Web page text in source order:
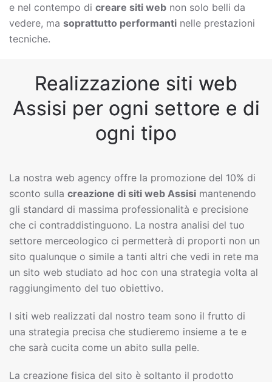
e nel contempo di creare siti web non solo belli da
vedere, ma soprattutto performanti nelle prestazioni
tecniche.
Realizzazione siti web
Assisi per ogni settore e di
ogni tipo
La nostra web agency offre la promozione del 10% di
sconto sulla creazione di siti web Assisi mantenendo
gli standard di massima professionalità e precisione
che ci contraddistinguono. La nostra analisi del tuo
settore merceologico ci permetterà di proporti non un
sito qualunque o simile a tanti altri che vedi in rete ma
un sito web studiato ad hoc con una strategia volta al
raggiungimento del tuo obiettivo.
I siti web realizzati dal nostro team sono il frutto di
una strategia precisa che studieremo insieme a te e
che sarà cucita come un abito sulla pelle.
La creazione fisica del sito è soltanto il prodotto